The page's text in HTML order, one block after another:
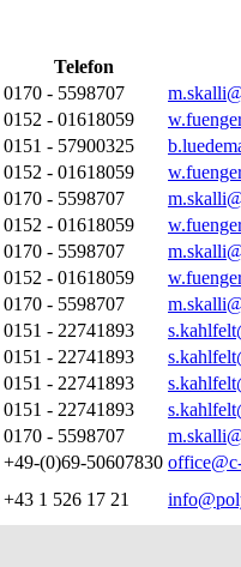
Telefon
0170 - 5598707
0152 - 01618059
0151 - 57900325
0152 - 01618059
0170 - 5598707
0152 - 01618059
0170 - 5598707
0152 - 01618059
0170 - 5598707
0151 - 22741893
0151 - 22741893
0151 - 22741893
0151 - 22741893
0170 - 5598707
+49-(0)69-50607830
+43 1 526 17 21